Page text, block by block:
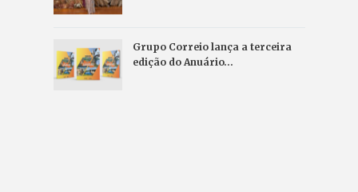
Grupo Correio lança a terceira
edição do Anuário…